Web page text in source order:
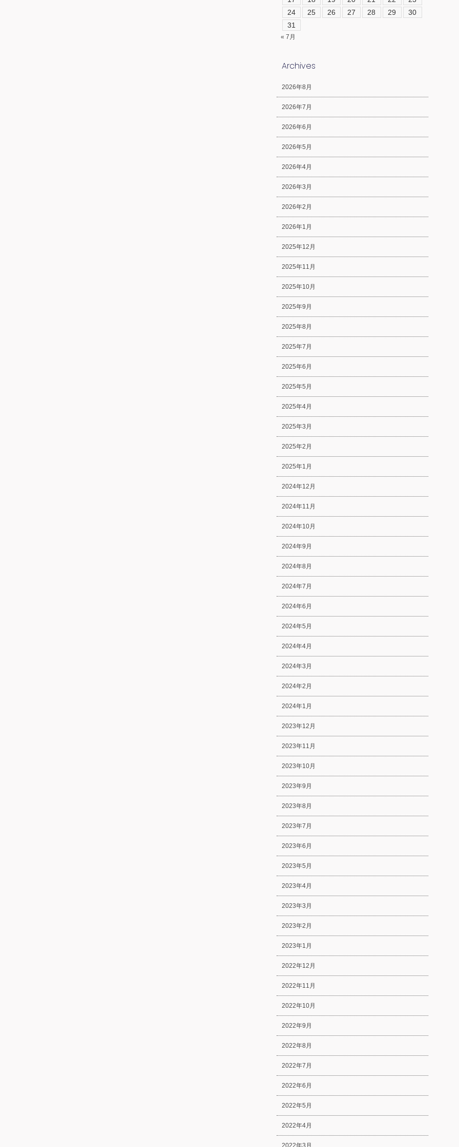
24
25 26 27 28 29
30
31
« 7月
Archives
2026年8月
2026年7月
2026年6月
2026年5月
2026年4月
2026年3月
2026年2月
2026年1月
2025年12月
2025年11月
2025年10月
2025年9月
2025年8月
2025年7月
2025年6月
2025年5月
2025年4月
2025年3月
2025年2月
2025年1月
2024年12月
2024年11月
2024年10月
2024年9月
2024年8月
2024年7月
2024年6月
2024年5月
2024年4月
2024年3月
2024年2月
2024年1月
2023年12月
2023年11月
2023年10月
2023年9月
2023年8月
2023年7月
2023年6月
2023年5月
2023年4月
2023年3月
2023年2月
2023年1月
2022年12月
2022年11月
2022年10月
2022年9月
2022年8月
2022年7月
2022年6月
2022年5月
2022年4月
2022年3月